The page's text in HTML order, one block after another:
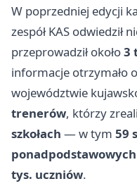
W poprzedniej edycji
zespół KAS odwiedził
przeprowadził około3
informacje otrzymało
województwie
trenerów, którzy
szkołach — w tym 59
ponadpodstawowych
tys. uczniów.